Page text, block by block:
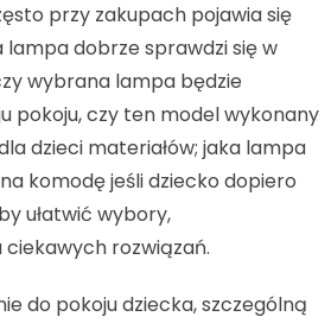
przy zakupach pojawia się
dobrze sprawdzi się w
wybrana lampa będzie
pokoju, czy ten model wykonany
dzieci materiałów; jaka lampa
komodę jeśli dziecko dopiero
ułatwić wybory,
rozwiązań.
do pokoju dziecka, szczególną